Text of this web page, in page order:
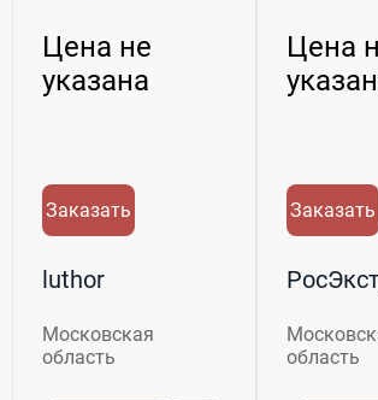
Цена не
указана
Заказать
luthor
Московская
область
Цена
Заказать
область